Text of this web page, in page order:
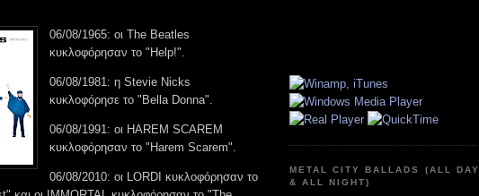
06/08/1965: οι The Beatles
κυκλοφόρησαν το "Help!".
06/08/1981: η Stevie Nicks
κυκλοφόρησε το "Bella Donna".
06/08/1991: οι HAREM SCAREM
κυκλοφόρησαν το "Harem Scarem".
06/08/2010: οι LORDI κυκλοφόρησαν το
METAL CITY BALLADS (ALL DAY
& ALL NIGHT)